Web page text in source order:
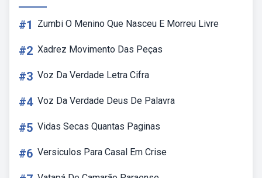
#1 Zumbi O Menino Que Nasceu E Morreu Livre
#2 Xadrez Movimento Das Peças
#3 Voz Da Verdade Letra Cifra
#4 Voz Da Verdade Deus De Palavra
#5 Vidas Secas Quantas Paginas
#6 Versiculos Para Casal Em Crise